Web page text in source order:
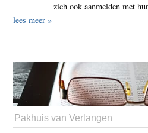
zich ook aanmelden met
lees meer »
Pakhuis van Verlangen